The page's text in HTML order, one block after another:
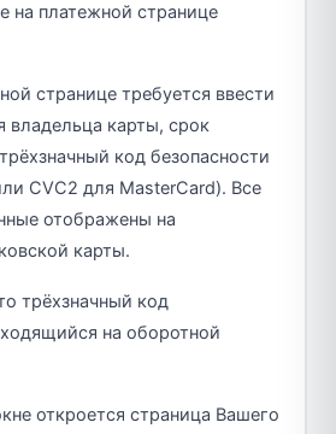
на платежной странице
странице требуется ввести
владельца карты, срок
код безопасности
CVC2 для MasterCard). Все
отображены на
карты.
трёхзначный код
на оборотной
откроется страница Вашего